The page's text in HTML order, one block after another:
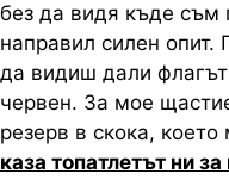
без да видя къде съм
направил силен опит.
да видиш дали
червен. За мое
резерв в скока,
каза топатлетът ни